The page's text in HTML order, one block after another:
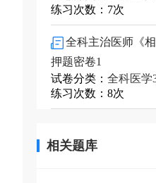
练习次数：7次
全科主治医师《相
押题密卷1
试卷分类： 全科医学
练习次数：8次
相关题库